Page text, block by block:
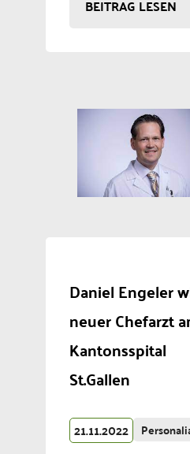
BEITRAG LESEN
Daniel Engeler
neuer Chefarzt
Kantonsspital
St.Gallen
21.11.2022